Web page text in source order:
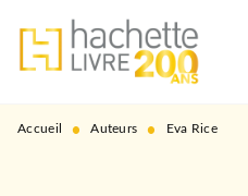
MENU RECHERCHE
PIED DE PAGE
Accueil • Auteurs • Eva Rice